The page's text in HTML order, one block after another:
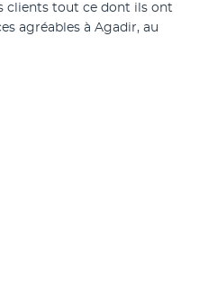
clients tout ce dont ils ont
agréables à Agadir, au